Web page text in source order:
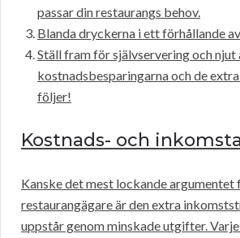
passar din restaurangs behov.
Blanda dryckerna i ett förhållande
Ställ fram för självservering och njut
kostnadsbesparingarna och de
följer!
Kostnads- och
Kanske det mest lockande argumentet
restaurangägare är den extra
uppstår genom minskade utgifter.